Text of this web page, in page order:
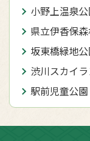
小野上温泉
県立伊香保
坂東橋緑地
渋川スカイ
駅前児童公園